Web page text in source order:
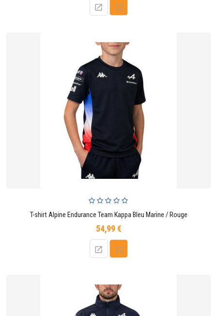
T-shirt Alpine Endurance Team Kappa Bleu Marine / Rouge
54,99 €Prix